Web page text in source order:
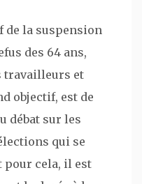
de la suspension
des 64 ans,
travailleurs et
objectif, est de
débat sur les
qui se
pour cela, il est